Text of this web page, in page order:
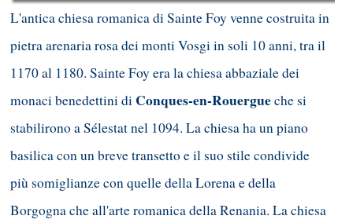
L'antica chiesa romanica di Sainte Foy venne costruita in
pietra arenaria rosa dei monti Vosgi in soli 10 anni, tra il
1170 al 1180. Sainte Foy era la chiesa abbaziale dei
monaci benedettini di Conques-en-Rouergueche si
stabilirono a Sélestat nel 1094. La chiesa ha un piano
basilica con un breve transetto e il suo stile condivide
più somiglianze con quelle della Lorena e della
Borgogna che all'arte romanica della Renania. La chiesa